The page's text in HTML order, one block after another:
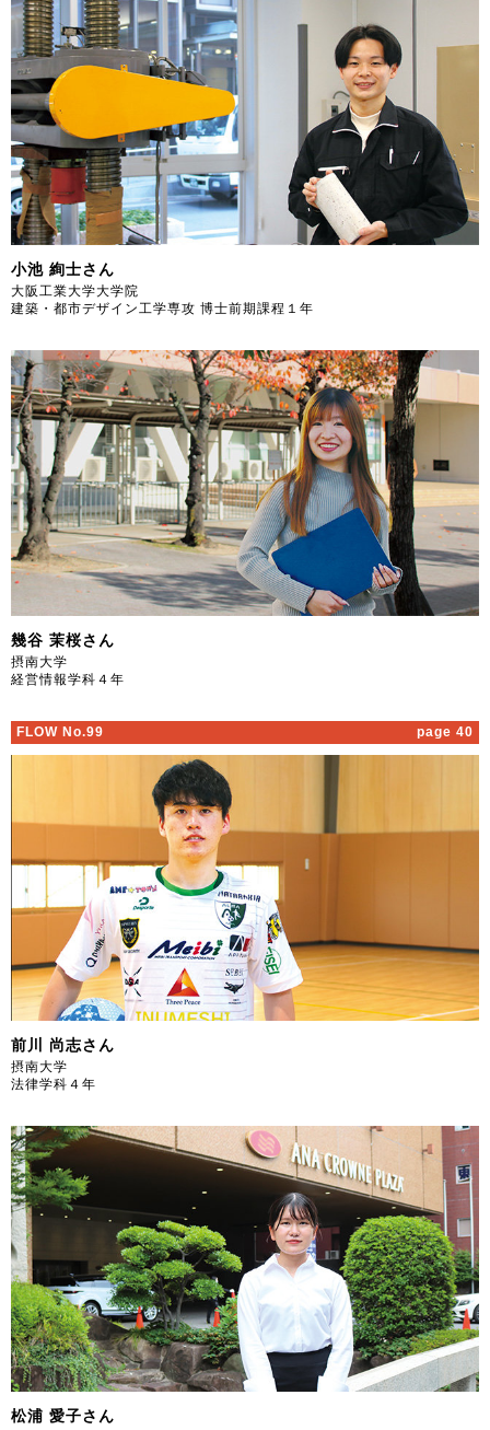
大阪工業大学大学院
建築・都市デザイン工学専攻 博士前期課程１年
小池 絢士さん
摂南大学
経営情報学科４年
幾谷 茉桜さん
FLOW No.99 page 40
摂南大学
法律学科４年
前川 尚志さん
松浦 愛子さん